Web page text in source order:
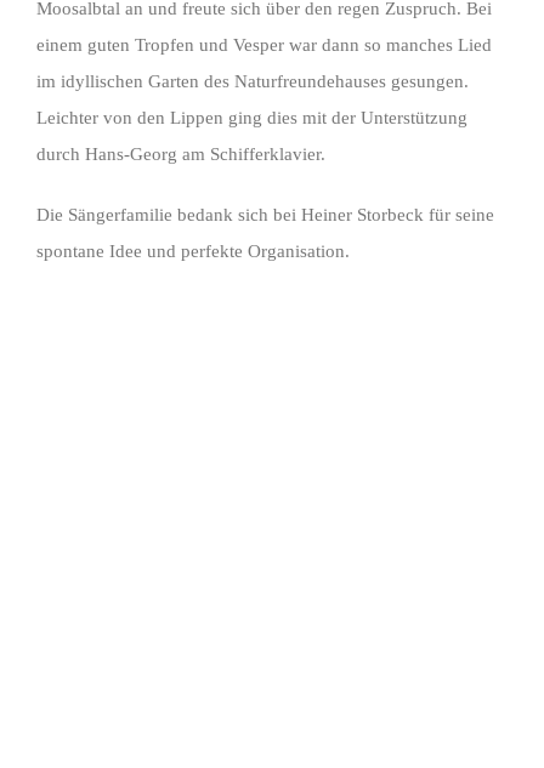
Moosalbtal an und freute sich über den regen Zuspruch. Bei
einem guten Tropfen und Vesper war dann so manches Lied
im idyllischen Garten des Naturfreundehauses gesungen.
Leichter von den Lippen ging dies mit der Unterstützung
durch Hans-Georg am Schifferklavier.
Die Sängerfamilie bedank sich bei Heiner Storbeck für seine
spontane Idee und perfekte Organisation.